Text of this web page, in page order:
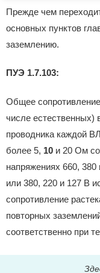
Прежде чем
основных пунктов
заземлению.
ПУЭ 1.7.103:
Общее
числе естественных)
проводника каждой
более 5, 10 и 20 Ом
напряжениях 660, 380
или 380, 220 и 127 В
сопротивление
повторных
соответственно при